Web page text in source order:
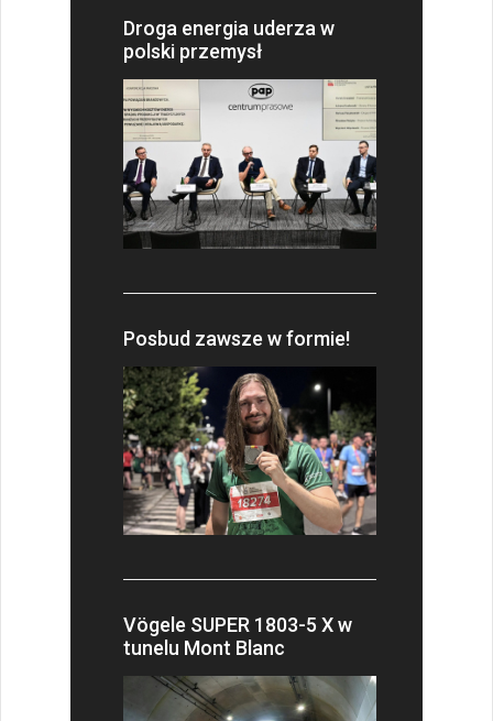
Droga energia uderza w
polski przemysł
Posbud zawsze w formie!
Vögele SUPER 1803-5 X w
tunelu Mont Blanc